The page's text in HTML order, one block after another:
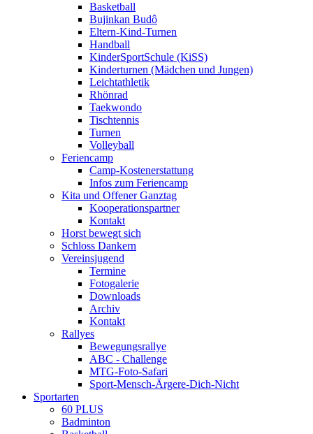
Basketball
Bujinkan Budô
Eltern-Kind-Turnen
Handball
KinderSportSchule (KiSS)
Kinderturnen (Mädchen und Jungen)
Leichtathletik
Rhönrad
Taekwondo
Tischtennis
Turnen
Volleyball
Feriencamp
Camp-Kostenerstattung
Infos zum Feriencamp
Kita und Offener Ganztag
Kooperationspartner
Kontakt
Horst bewegt sich
Schloss Dankern
Vereinsjugend
Termine
Fotogalerie
Downloads
Archiv
Kontakt
Rallyes
Bewegungsrallye
ABC - Challenge
MTG-Foto-Safari
Sport-Mensch-Ärgere-Dich-Nicht
Sportarten
60 PLUS
Badminton